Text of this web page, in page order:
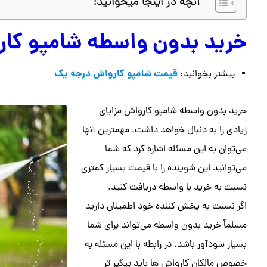
خرید بدون واسطه شامپو
بیشتر بخوانید: قیمت شامپو کارواش درجه یک
خرید بدون واسطه شامپو کارواش مزایای
زیادی را به دنبال خواهد داشت. مهمترین آنها
می‌توان به این مسئله اشاره کرد که شما
می‌توانید این شوینده را با قیمت بسیار کمتری
نسبت به خرید با واسطه دریافت کنید.
اگر نسبت به پخش کننده خود اطمینان دارید
مسلماً خرید بدون واسطه می‌تواند برای شما
بسیار سودآور باشد. در رابطه با این مسئله به
خصوص مالکان کارواش ها باید پیگیر تر